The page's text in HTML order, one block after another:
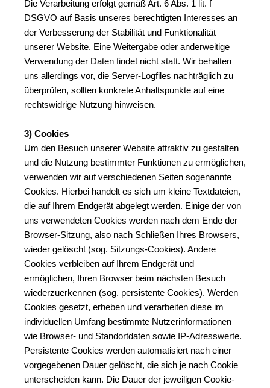
Die Verarbeitung erfolgt gemäß Art. 6 Abs. 1 lit. f
DSGVO auf Basis unseres berechtigten Interesses an
der Verbesserung der Stabilität und Funktionalität
unserer Website. Eine Weitergabe oder anderweitige
Verwendung der Daten findet nicht statt. Wir behalten
uns allerdings vor, die Server-Logfiles nachträglich zu
überprüfen, sollten konkrete Anhaltspunkte auf eine
rechtswidrige Nutzung hinweisen.
3) Cookies
Um den Besuch unserer Website attraktiv zu gestalten
und die Nutzung bestimmter Funktionen zu ermöglichen,
verwenden wir auf verschiedenen Seiten sogenannte
Cookies. Hierbei handelt es sich um kleine Textdateien,
die auf Ihrem Endgerät abgelegt werden. Einige der von
uns verwendeten Cookies werden nach dem Ende der
Browser-Sitzung, also nach Schließen Ihres Browsers,
wieder gelöscht (sog. Sitzungs-Cookies). Andere
Cookies verbleiben auf Ihrem Endgerät und
ermöglichen, Ihren Browser beim nächsten Besuch
wiederzuerkennen (sog. persistente Cookies). Werden
Cookies gesetzt, erheben und verarbeiten diese im
individuellen Umfang bestimmte Nutzerinformationen
wie Browser- und Standortdaten sowie IP-Adresswerte.
Persistente Cookies werden automatisiert nach einer
vorgegebenen Dauer gelöscht, die sich je nach Cookie
unterscheiden kann. Die Dauer der jeweiligen Cookie-